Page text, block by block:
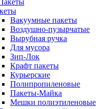
Вакуумные пакеты
Воздушно-пузырчатые
Вырубная ручка
Для мусора
Зип-Лок
Крафт пакеты
Курьерские
Полипропиленовые
Пакеты-Майка
Мешки полиэтиленовые